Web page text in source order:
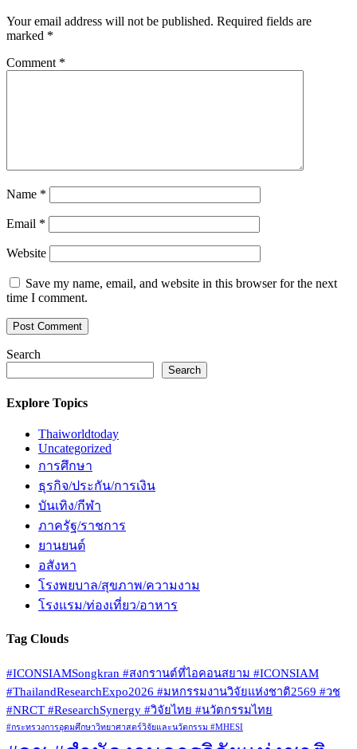
Your email address will not be published. Required fields are
marked *
Comment *
Name *
Email *
Website
Save my name, email, and website in this browser for the next
time I comment.
Search
Search
Explore Topics
Thaiworldtoday
Uncategorized
การศึกษา
ธุรกิจ/ประกัน/การเงิน
บันเทิง/กีฬา
ภาครัฐ/ราชการ
ยานยนต์
อสังหา
โรงพยบาล/สุขภาพ/ความงาม
โรงแรม/ท่องเที่ยว/อาหาร
Tag Clouds
#ICONSIAMSongkran #สงกรานต์ที่ไอคอนสยาม #ICONSIAM
#ThailandResearchExpo2026 #มหกรรมงานวิจัยแห่งชาติ2569 #วช
#NRCT #ResearchSynergy #วิจัยไทย #นวัตกรรมไทย
#กระทรวงการอุดมศึกษาวิทยาศาสตร์วิจัยและนวัตกรรม #MHESI